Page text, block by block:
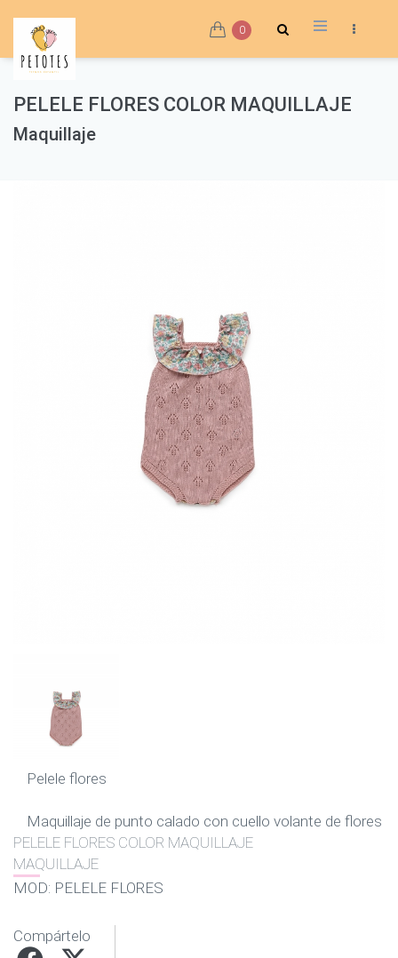
0
PELELE FLORES COLOR MAQUILLAJE
Maquillaje
Pelele flores
Maquillaje de punto calado con cuello volante de flores
PELELE FLORES COLOR MAQUILLAJE
MAQUILLAJE
MOD: PELELE FLORES
Compártelo